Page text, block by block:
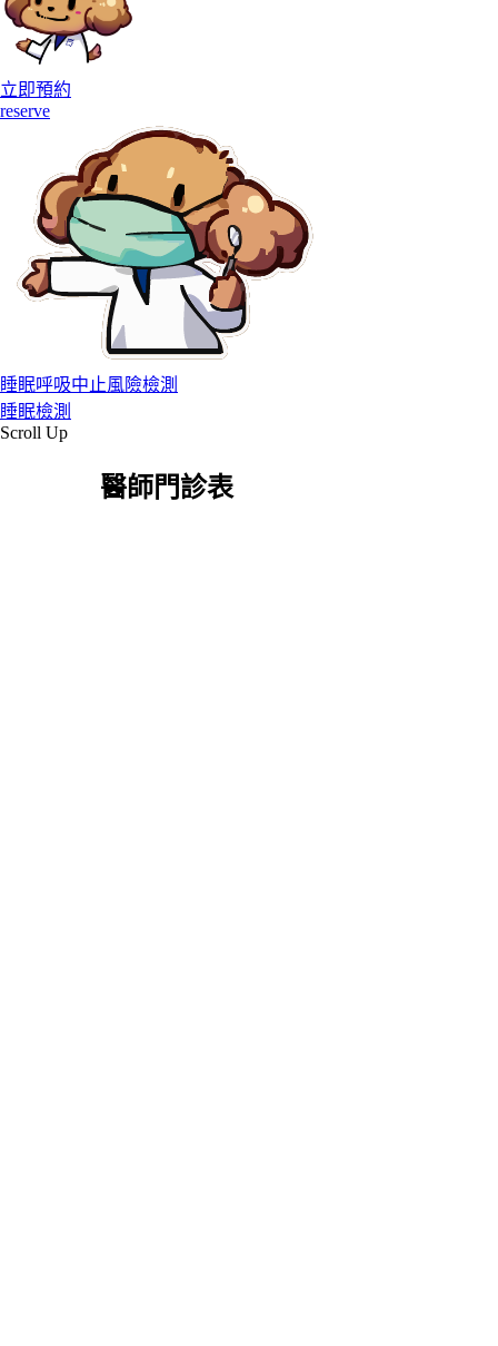
立即預約
reserve
睡眠呼吸中止風險檢測
睡眠檢測
Scroll Up
醫師門診表